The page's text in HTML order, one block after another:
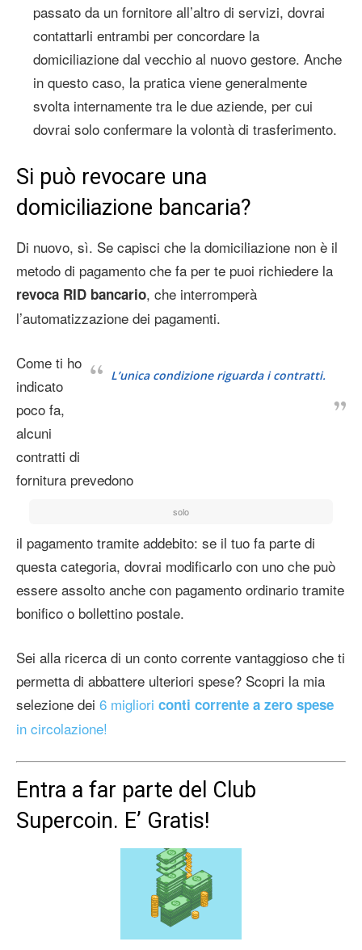
passato da un fornitore all’altro di servizi, dovrai
contattarli entrambi per concordare la
domiciliazione dal vecchio al nuovo gestore. Anche
in questo caso, la pratica viene generalmente
svolta internamente tra le due aziende, per cui
dovrai solo confermare la volontà di trasferimento.
Si può revocare una
domiciliazione bancaria?
Di nuovo, sì. Se capisci che la domiciliazione non è il
metodo di pagamento che fa per te puoi richiedere la
revoca RID bancario, che interromperà
l’automatizzazione dei pagamenti.
L’unica condizione riguarda i contratti.
Come ti ho
indicato
poco fa,
alcuni
contratti di
fornitura prevedono
solo
il pagamento tramite addebito: se il tuo fa parte di
questa categoria, dovrai modificarlo con uno che può
essere assolto anche con pagamento ordinario tramite
bonifico o bollettino postale.
Sei alla ricerca di un conto corrente vantaggioso che ti
permetta di abbattere ulteriori spese? Scopri la mia
selezione dei 6 migliori conti corrente a zero spese
in circolazione!
Entra a far parte del Club
Supercoin. E’ Gratis!